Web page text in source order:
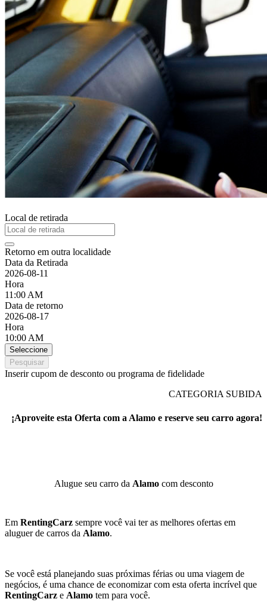
Local de retirada
Retorno em outra localidade
Data da Retirada
2026-08-11
Hora
11:00 AM
Data de retorno
2026-08-17
Hora
10:00 AM
Seleccione
Pesquisar
Inserir cupom de desconto ou programa de fidelidade
CATEGORIA SUBIDA
¡Aproveite esta Oferta com a Alamo e reserve seu carro agora!
Alugue seu carro da Alamocom desconto
Em RentingCarz sempre você vai ter as melhores ofertas em
aluguer de carros da Alamo.
Se você está planejando suas próximas férias ou uma viagem de
negócios, é uma chance de economizar com esta oferta incrível que
RentingCarz e Alamo tem para você.